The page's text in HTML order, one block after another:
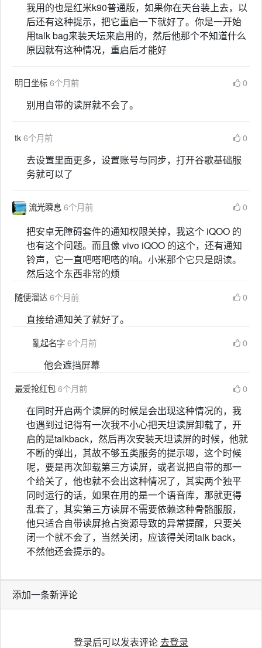
我用的也是红米k90普通版，如果你在天台装上去，以
后还有这种提示，把它重启一下就好了。你是一开始
用talk bag来装天坛来启用的，然后他那个不知道什么
原因就有这种情况，重启后才能好
明日坐标6个月前 0
别用自带的读屏就不会了。
tk6个月前 0
去设置里面更多，设置账号与同步，打开谷歌基础服
务就可以了
流光瞬息 6个月前 0
把安卓无障碍套件的通知权限关掉，我这个 iQOO 的
也有这个问题。而且像 vivo iQOO 的这个，还有通知
铃声，它一直吧嗒吧嗒的响。小米那个它只是朗读。
然后这个东西非常的烦
随便溜达6个月前 0
直接给通知关了就好了。
亂起名字6个月前 0
他会遮挡屏幕
最爱抢红包6个月前 0
在同时开启两个读屏的时候是会出现这种情况的，我
也遇到过记得有一次我不小心把天坦读屏卸载了，开
启的是talkback，然后再次安装天坦读屏的时候，他就
不断的弹出，其故不够五类服务的提示嗯，这个时候
呢，要是再次卸载第三方读屏，或者说把自带的那一
个给关了，他也就不会出这种情况了，其实两个独平
同时运行的话，如果在用的是一个语音库，那就更得
乱套了，其实第三方读屏不需要依赖这种骨骼服服，
他只适合自带读屏抢占资源导致的异常提醒，只要关
闭一个就不会了，当然关闭，应该得关闭talk back，
不然他还会提示的。
添加一条新评论
登录后可以发表评论去登录